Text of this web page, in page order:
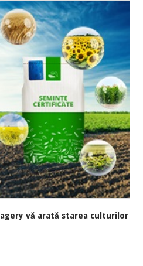
vă arată starea culturilor